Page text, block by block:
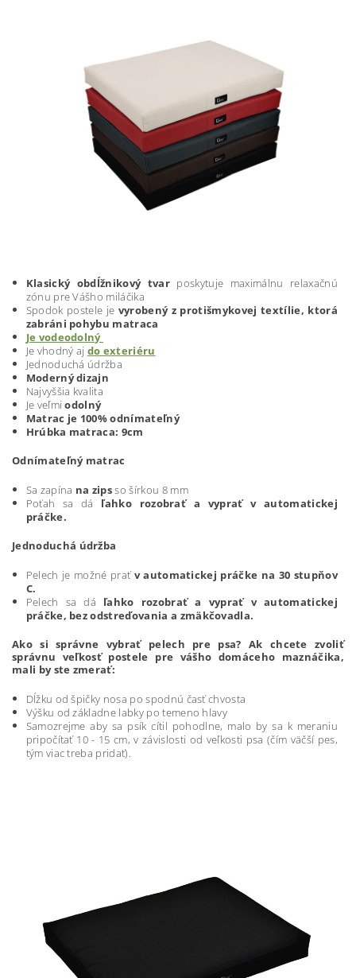
Klasický obdĺžnikový tvarposkytuje maximálnu relaxačnú
zónu pre Vášho miláčika
Spodok postele je vyrobený z protišmykovej textílie, ktorá
zabráni pohybu matraca
Je vodeodolný
Je vhodný aj do exteriéru
Jednoduchá údržba
Moderný dizajn
Najvyššia kvalita
Je veľmiodolný
Matrac je 100% odnímateľný
Hrúbka matraca: 9cm
Odnímateľný matrac
Sa zapína na zipsso šírkou 8 mm
Poťah sa dá ľahko rozobrať a vyprať v automatickej
práčke.
Jednoduchá údržba
Pelech je možné praťv automatickej práčke na 30 stupňov
C.
Pelech sa dá ľahko rozobrať a vyprať v automatickej
práčke, bez odstreďovania a zmäkčovadla.
Ako si správne vybrať pelech pre psa? Ak chcete zvoliť
správnu veľkosť postele pre vášho domáceho maznáčika,
mali by ste zmerať:
Dĺžku od špičky nosa po spodnú časť chvosta
Výšku od základne labky po temeno hlavy
Samozrejme aby sa psík cítil pohodlne, malo by sa k meraniu
pripočítať 10 - 15 cm, v závislosti od veľkosti psa (čím väčší pes,
tým viac treba pridať).